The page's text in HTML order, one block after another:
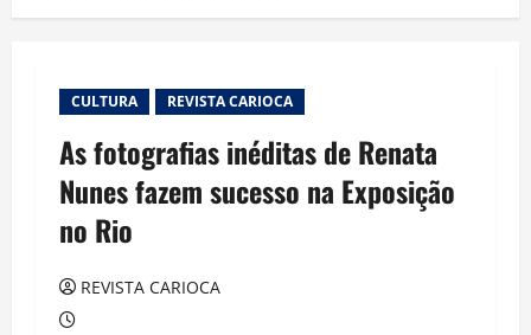
CULTURA REVISTA CARIOCA
As fotografias inéditas de Renata
Nunes fazem sucesso na Exposição
no Rio
REVISTA CARIOCA